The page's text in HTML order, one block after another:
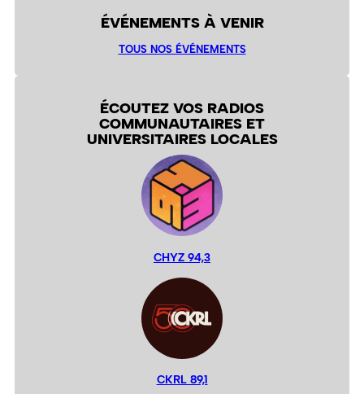
ÉVÉNEMENTS À VENIR
TOUS NOS ÉVÉNEMENTS
ÉCOUTEZ VOS RADIOS
COMMUNAUTAIRES ET
UNIVERSITAIRES LOCALES
CHYZ 94,3
CKRL 89,1